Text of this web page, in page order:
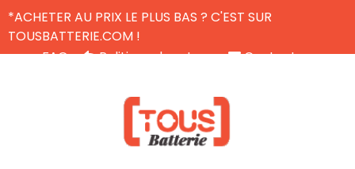
*ACHETER AU PRIX LE PLUS BAS ? C'EST SUR
TOUSBATTERIE.COM !
FAQ
Politique de retour
Contactez-nous